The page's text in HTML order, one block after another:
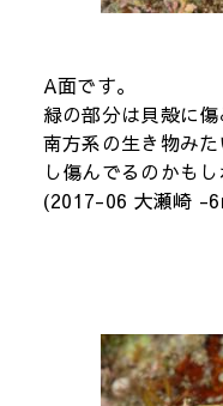
A面です。
緑の部分は貝殻に傷
南方系の生き物み
し傷んでるのかもし
(2017-06 大瀬崎 -